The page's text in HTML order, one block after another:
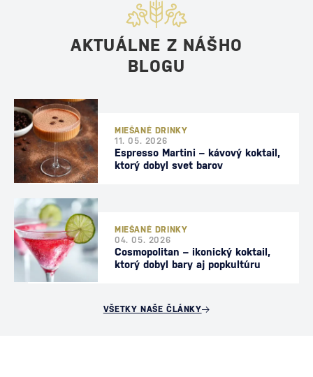
AKTUÁLNE Z NÁŠHO
BLOGU
MIEŠANÉ DRINKY
11. 05. 2026
Espresso Martini – kávový koktail,
ktorý dobyl svet barov
MIEŠANÉ DRINKY
04. 05. 2026
Cosmopolitan – ikonický koktail,
ktorý dobyl bary aj popkultúru
VŠETKY NAŠE ČLÁNKY